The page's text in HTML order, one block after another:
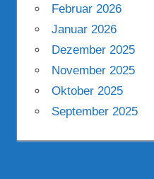
Februar 2026
Januar 2026
Dezember 2025
November 2025
Oktober 2025
September 2025